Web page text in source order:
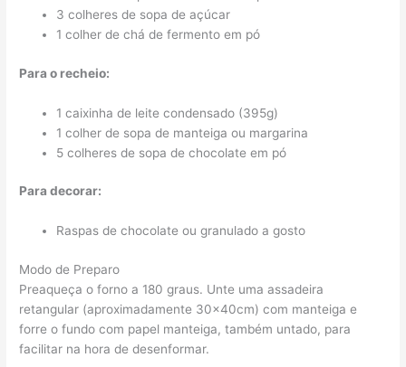
3 colheres de sopa de açúcar
1 colher de chá de fermento em pó
Para o recheio:
1 caixinha de leite condensado (395g)
1 colher de sopa de manteiga ou margarina
5 colheres de sopa de chocolate em pó
Para decorar:
Raspas de chocolate ou granulado a gosto
Modo de Preparo
Preaqueça o forno a 180 graus. Unte uma assadeira
retangular (aproximadamente 30x40cm) com manteiga e
forre o fundo com papel manteiga, também untado, para
facilitar na hora de desenformar.